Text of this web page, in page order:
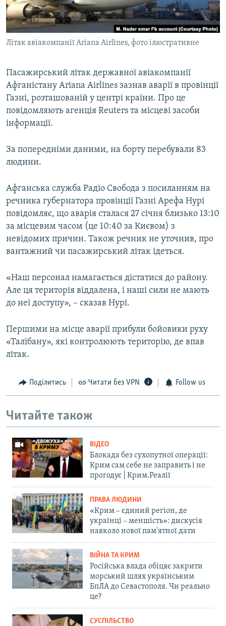
ВІДЕОУРОКИ «ELIFBE»
СВІДЧЕННЯ ОКУПАЦІЇ
УКРАЇНСЬКА ПРОБЛЕМА КРИМУ
Русский
Qırımtatar
Усі сайти RFE/RL
Літак авіакомпанії Ariana Airlines, фото ілюстративне
Пасажирський літак державної авіакомпанії
Афганістану Ariana Airlines зазнав аварії в провінції
Газні, розташованій у центрі країни. Про це
повідомляють агенція Reuters та місцеві засоби
інформації.
За попередніми даними, на борту перебували 83
людини.
Афганська служба Радіо Свобода з посиланням на
речника губернатора провінції Газні Арефа Нурі
повідомляє, що аварія сталася 27 січня близько 13:10
за місцевим часом (це 10:40 за Києвом) з
невідомих причин. Також речник не уточнив, про
вантажний чи пасажирський літак ідеться.
«Наш персонал намагається дістатися до району.
Але ця територія віддалена, і наші сили не мають
до неї доступу», – сказав Нурі.
Першими на місце аварії прибули бойовики руху
«Талібану», які контролюють територію, де впав
літак.
Поділитись Читати без VPN Follow us
Читайте також
ВІДЕО
Блокада без сухопутної операції:
Крим сам себе не заправить і не
прогодує | Крим.Реалії
ПРАВА ЛЮДИНИ
«Крим – єдиний регіон, де
українці – меншість»: дискусія
навколо нової пам'ятної дати
ВІЙНА ТА КРИМ
Російська влада обіцяє закрити
морський шлях українським
БпЛА до Севастополя. Чи реально
це?
СУСПІЛЬСТВО